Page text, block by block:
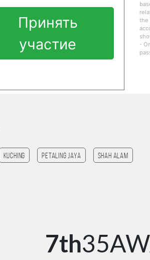
Принять
участие
the
-
Kuching Petaling Jaya Shah Alam
7th